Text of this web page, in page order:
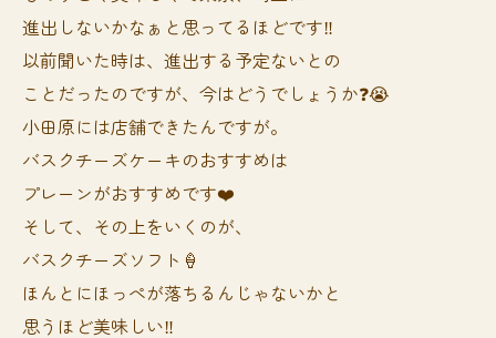
進出しないかなぁと思ってるほどです‼️
以前聞いた時は、進出する予定ないとの
ことだったのですが、今はどうでしょうか❓😭
小田原には店舗できたんですが。
バスクチーズケーキのおすすめは
プレーンがおすすめです❤️
そして、その上をいくのが、
バスクチーズソフト🍦
ほんとにほっぺが落ちるんじゃないかと
思うほど美味しい‼️